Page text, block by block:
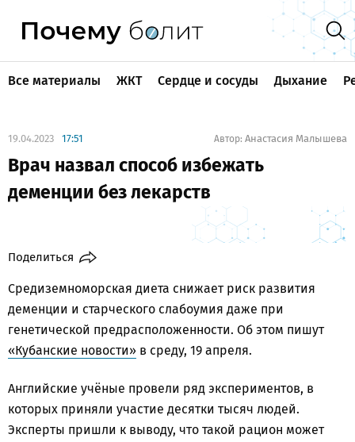
Все материалы ЖКТ Сердце и сосуды Дыхание
19.04.2023 17:51 Автор: Анастасия Малышева
Врач назвал способ избежать
деменции без лекарств
Поделиться
Средиземноморская диета снижает риск развития
деменции и старческого слабоумия даже при
генетической предрасположенности. Об этом пишут
«Кубанские новости» в среду, 19 апреля.
Английские учёные провели ряд экспериментов, в
которых приняли участие десятки тысяч людей.
Эксперты пришли к выводу, что такой рацион может